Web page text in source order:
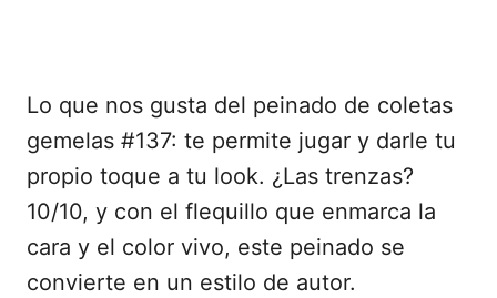
Lo que nos gusta del peinado de coletas
gemelas #137: te permite jugar y darle tu
propio toque a tu look. ¿Las trenzas?
10/10, y con el flequillo que enmarca la
cara y el color vivo, este peinado se
convierte en un estilo de autor.